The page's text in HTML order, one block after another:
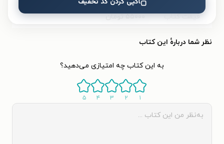
قیمت کتاب ۵۵۰۰۰ تومان
نظر شما دربارهٔ این کتاب
به این کتاب چه امتیازی می‌دهید؟
۱ ۲ ۳ ۴ ۵